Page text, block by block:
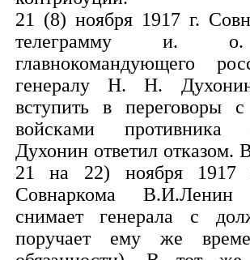
21 (8) ноября 1917 г.
телеграмму и. о.
главнокомандующего
генералу Н. Н.
вступить в переговоры
войсками
Духонин ответил отказом.
21 на 22) ноября 1917
Совнаркома
снимает генерала с
поручает ему же